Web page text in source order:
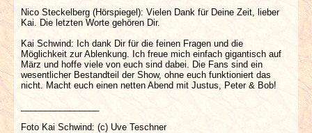
Nico Steckelberg (Hörspiegel): Vielen Dank für Deine Zeit, lieber
Kai. Die letzten Worte gehören Dir.
Kai Schwind: Ich dank Dir für die feinen Fragen und die
Möglichkeit zur Ablenkung. Ich freue mich einfach gigantisch auf
März und hoffe viele von euch sind dabei. Die Fans sind ein
wesentlicher Bestandteil der Show, ohne euch funktioniert das
nicht. Macht euch einen netten Abend mit Justus, Peter & Bob!
Foto Kai Schwind: (c) Uve Teschner